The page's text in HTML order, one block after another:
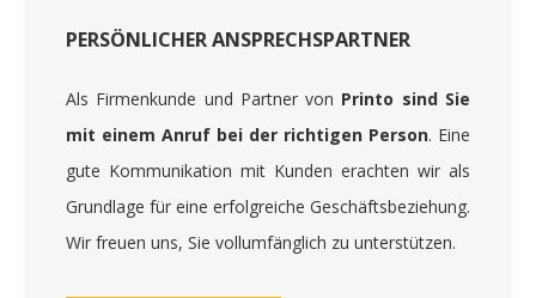
PERSÖNLICHER ANSPRECHSPARTNER
Als Firmenkunde und Partner von Printo sind Sie
mit einem Anruf bei der richtigen Person. Eine
gute Kommunikation mit Kunden erachten wir als
Grundlage für eine erfolgreiche Geschäftsbeziehung.
Wir freuen uns, Sie vollumfänglich zu unterstützen.